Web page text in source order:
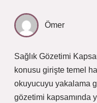
Ömer
Sağlık Gözetimi
konusu girişte temel
okuyucuyu yakalama
gözetimi kapsamında